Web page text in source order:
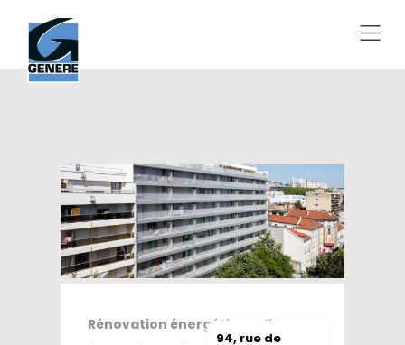
Rénovation énergétique d'un
94, rue de